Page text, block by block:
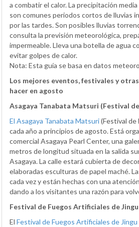
a combatir el calor. La precipitación
son comunes periodos cortos de lluvias
por las tardes. Son posibles lluvias
consulta la previsión meteorológica,
impermeable. Lleva una botella de agua
evitar golpes de calor.
Nota: Esta guía se basa en datos
Los mejores eventos, festivales y
hacer en agosto
Asagaya Tanabata Matsuri (Festival
El Asagaya Tanabata Matsuri(Festival de
cada año a principios de agosto. Está
comercial Asagaya Pearl Center, una
metros de longitud situada en la salida
Asagaya. La calle estará cubierta de
elaboradas esculturas de papel maché.
cada vez y están hechas con una
dando a los visitantes una razón para
Festival de Fuegos Artificiales de
El Festival de Fuegos Artificiales de Jingu